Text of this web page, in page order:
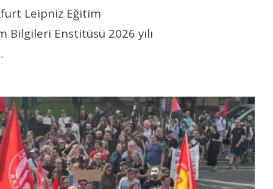
Leipniz Eğitim
Bilgileri Enstitüsü 2026 yılı